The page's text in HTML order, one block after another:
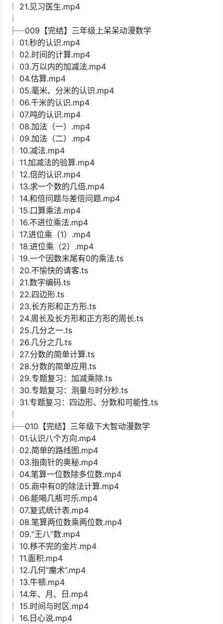
│ 21.见习医生.mp4
├─009【完结】三年级上呆呆动漫数学
│ 01.秒的认识.mp4
│ 02.时间的计算.mp4
│ 03.万以内的加减法.mp4
│ 04.估算.mp4
│ 05.毫米、分米的认识.mp4
│ 06.千米的认识.mp4
│ 07.吨的认识.mp4
│ 08.加法（一）.mp4
│ 09.加法（二）.mp4
│ 10.减法.mp4
│ 11.加减法的验算.mp4
│ 12.倍的认识.mp4
│ 13.求一个数的几倍.mp4
│ 14.和倍问题与差倍问题.mp4
│ 15.口算乘法.mp4
│ 16.不进位乘法.mp4
│ 17.进位乘（1）.mp4
│ 18.进位乘（2）.mp4
│ 19.一个因数末尾有0的乘法.ts
│ 20.不愉快的请客.ts
│ 21.数字编码.ts
│ 22.四边形.ts
│ 23.长方形和正方形.ts
│ 24.周长及长方形和正方形的周长.ts
│ 25.几分之一.ts
│ 26.几分之几.ts
│ 27.分数的简单计算.ts
│ 28.分数的简单应用.ts
│ 29.专题复习：加减乘除.ts
│ 30.专题复习：测量与时分秒.ts
│ 31.专题复习：四边形、分数和可能性.ts
├─010【完结】三年级下大智动漫数学
│ 01.认识八个方向.mp4
│ 02.简单的路线图.mp4
│ 03.指南针的奥秘.mp4
│ 04.笔算一位数除多位数.mp4
│ 05.商中有0的除法计算.mp4
│ 06.能喝几瓶可乐.mp4
│ 07.复式统计表.mp4
│ 08.笔算两位数乘两位数.mp4
│ 09.“王八”数.mp4
│ 10.移不完的金片.mp4
│ 11.面积.mp4
│ 12.几何“魔术”.mp4
│ 13.牛顿.mp4
│ 14.年、月、日.mp4
│ 15.时间与时区.mp4
│ 16.日心说.mp4